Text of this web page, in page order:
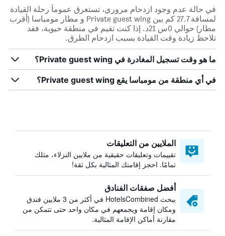
في حالة عدم وجود ازدحام مروري، تستغرق عموماً رحلة القيادة
لمسافة 27.7 كم بين Private guest wing و مطار مومباسا (أقرب
مطار) حوالي 0س 21د. إذا كنت تقيم في منطقة حيوية، فقد
تلاحظ زيادة وقت القيادة بسبب ازدحام الطرق.
ما هو وقت تسجيل المغادرة في Private guest wing؟
في أي منطقة من مومباسا يقع Private guest wing؟
الملايين من التعليقات
تقييمات وتعليقات حقيقية من ملايين النزلاء، مثلك
تمامًا. احجز إقامتك المثالية بكل ثقة!
أفضل صفقات الفنادق
يبحث HotelsCombined في أكثر من 3 ملايين فندق
ومكان إقامة ويجمعهم في مكان واحد حتى تتمكن من
مقارنة أماكن الإقامة المثالية.